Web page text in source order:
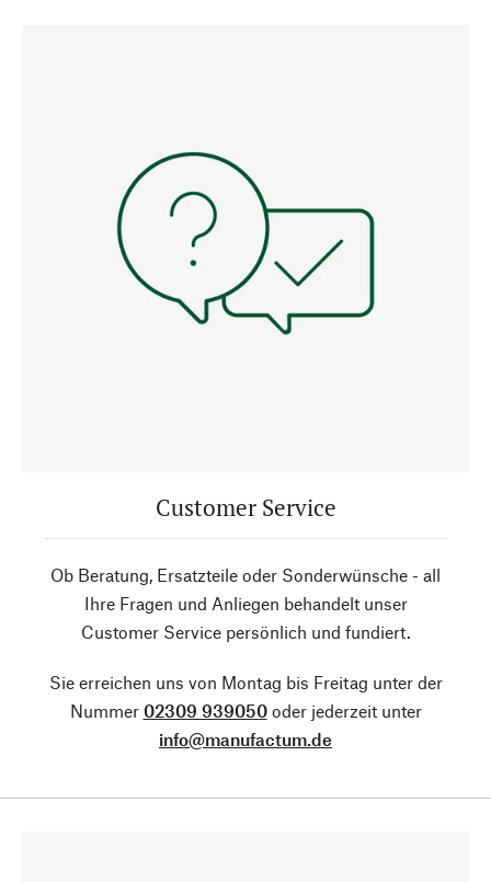
Customer Service
Ob Beratung, Ersatzteile oder Sonderwünsche - all
Ihre Fragen und Anliegen behandelt unser
Customer Service persönlich und fundiert.
Sie erreichen uns von Montag bis Freitag unter der
Nummer 02309 939050oder jederzeit unter
info@manufactum.de